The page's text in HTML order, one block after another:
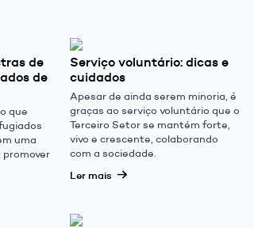
de
de
que
uma
Serviço voluntário: dicas e
cuidados
Apesar de ainda serem minoria, é
graças ao serviço voluntário que o
Terceiro Setor se mantém forte,
vivo e crescente, colaborando
com a sociedade.
Ler mais